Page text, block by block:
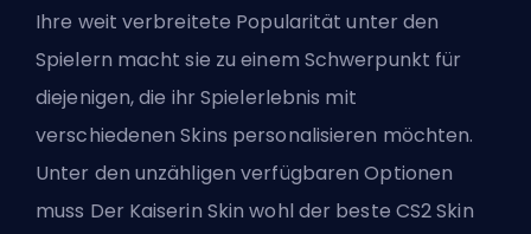
Ihre weit verbreitete Popularität unter den
Spielern macht sie zu einem Schwerpunkt für
diejenigen, die ihr Spielerlebnis mit
verschiedenen Skins personalisieren möchten.
Unter den unzähligen verfügbaren Optionen
muss Der Kaiserin Skin wohl der beste CS2 Skin